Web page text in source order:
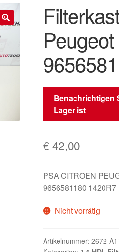
Benachrichtigen
Lager ist
€ 42,00
PSA CITROEN
9656581180 1420R7
Nicht vorrätig
Artikelnummer: 2672-